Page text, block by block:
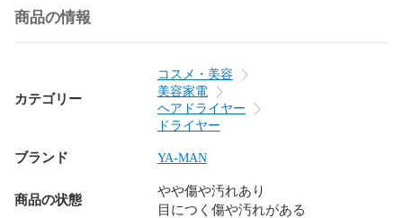
■ご注意
・返品・交換はお受けできませんので、あらかじめご了承く
ださい
日々の鬱屈としたドライヤーに新しい風を吹かせてみてはい
かがでしょうか。
商品の情報
カテゴリー
コスメ・美容
美容家電
ヘアドライヤー
ドライヤー
ブランド YA-MAN
商品の状態
やや傷や汚れあり
目につく傷や汚れがある